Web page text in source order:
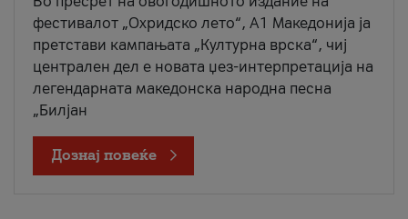
фестивалот „Охридско лето“, А1 Македонија ја
претстави кампањата „Културна врска“, чиј
централен дел е новата џез-интерпретација на
легендарната македонска народна песна
„Билјан
Дознај повеќе